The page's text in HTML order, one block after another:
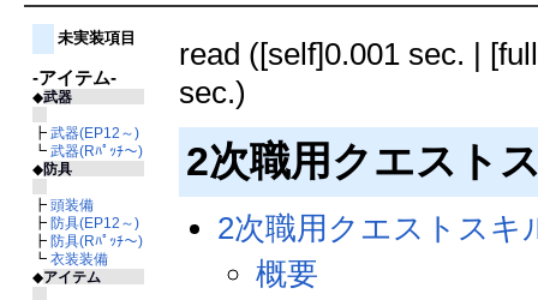
未実装項目
-アイテム-
◆武器
┣ 武器(EP12～)
┗ 武器(Rﾊﾟｯﾁ～)
◆防具
┣ 頭装備
┣ 防具(EP12～)
┣ 防具(Rﾊﾟｯﾁ～)
┗ 衣装装備
◆アイテム
read ([self]0.001 sec. |
sec.)
2次職用クエスト
2次職用クエストスキ
概要